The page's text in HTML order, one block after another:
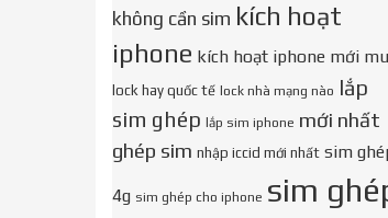
không cần sim kích hoạt
iphone kích hoạt iphone mới
lock hay quốc tế lock nhà mạng nào lắp
sim ghép lắp sim iphone mới nhất
ghép sim nhập iccid mới nhất sim
4g sim ghép cho iphone sim